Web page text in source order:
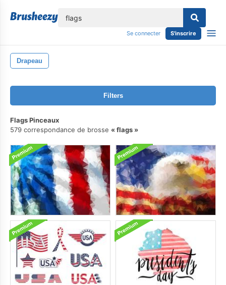
Se connecter S'inscrire
Drapeau
Filters
Flags Pinceaux
579 correspondance de brosse
flags